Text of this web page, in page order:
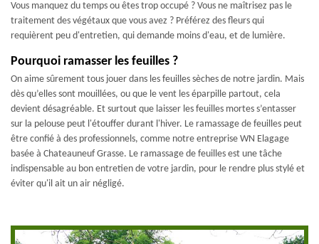
Vous manquez du temps ou êtes trop occupé ? Vous ne maîtrisez pas le
traitement des végétaux que vous avez ? Préférez des fleurs qui
requièrent peu d'entretien, qui demande moins d'eau, et de lumière.
Pourquoi ramasser les feuilles ?
On aime sûrement tous jouer dans les feuilles sèches de notre jardin. Mais
dès qu’elles sont mouillées, ou que le vent les éparpille partout, cela
devient désagréable. Et surtout que laisser les feuilles mortes s’entasser
sur la pelouse peut l'étouffer durant l'hiver. Le ramassage de feuilles peut
être confié à des professionnels, comme notre entreprise WN Elagage
basée à Chateauneuf Grasse. Le ramassage de feuilles est une tâche
indispensable au bon entretien de votre jardin, pour le rendre plus stylé et
éviter qu'il ait un air négligé.